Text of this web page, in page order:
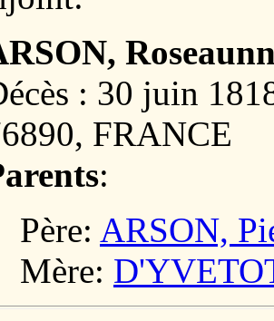
: 30 juin
FRANCE
:
Père: ARSON,
Mère: